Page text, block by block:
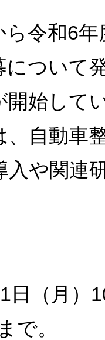
ら令和6
について
開始して
、自動車
入や関連
日（月）
で。